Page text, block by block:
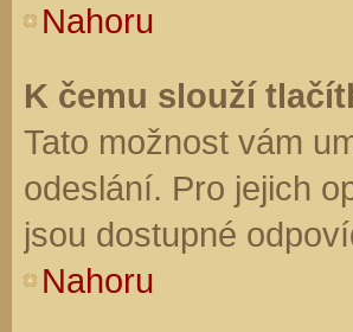
Nahoru
K čemu slouží
Tato možnost vám
odeslání. Pro jejich
jsou dostupné
Nahoru